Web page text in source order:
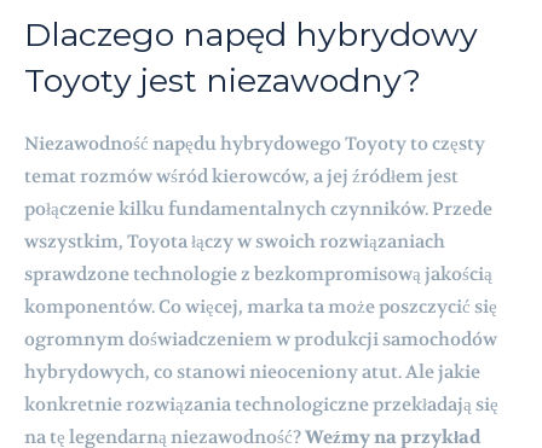
Dlaczego napęd hybrydowy
Toyoty jest niezawodny?
Niezawodność napędu hybrydowego Toyoty to częsty
temat rozmów wśród kierowców, a jej źródłem jest
połączenie kilku fundamentalnych czynników. Przede
wszystkim, Toyota łączy w swoich rozwiązaniach
sprawdzone technologie z bezkompromisową jakością
komponentów. Co więcej, marka ta może poszczycić się
ogromnym doświadczeniem w produkcji samochodów
hybrydowych, co stanowi nieoceniony atut. Ale jakie
konkretnie rozwiązania technologiczne przekładają się
na tę legendarną niezawodność?Weźmy na przykład